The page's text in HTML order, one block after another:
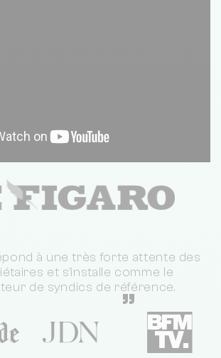
à une très forte attente des
et s'installe comme le
de syndics de référence.
”